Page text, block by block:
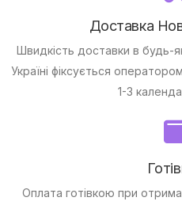
Доставка
Швидкість доставки в будь-
Україні фіксується
1-3
Оплата готівкою при